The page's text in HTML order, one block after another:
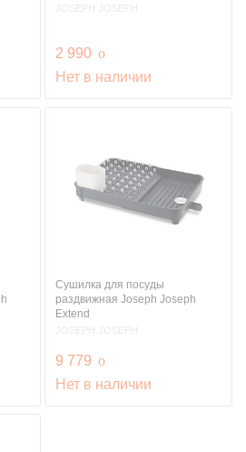
JOSEPH JOSEPH
2 990 руб.
o
Нет в наличии
Сушилка для посуды
раздвижная Joseph Joseph
Extend
JOSEPH JOSEPH
9 779 руб.
o
Нет в наличии